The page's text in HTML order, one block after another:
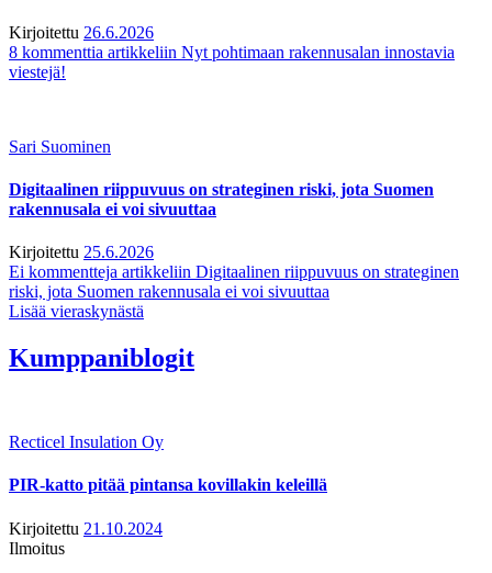
Kirjoitettu 26.6.2026
8 kommenttia artikkeliin Nyt pohtimaan rakennusalan innostavia
viestejä!
Sari Suominen
Digitaalinen riippuvuus on strateginen riski, jota Suomen
rakennusala ei voi sivuuttaa
Kirjoitettu 25.6.2026
Ei kommentteja artikkeliin Digitaalinen riippuvuus on strateginen
riski, jota Suomen rakennusala ei voi sivuuttaa
Lisää vieraskynästä
Kumppaniblogit
Recticel Insulation Oy
PIR-katto pitää pintansa kovillakin keleillä
Kirjoitettu 21.10.2024
Ilmoitus